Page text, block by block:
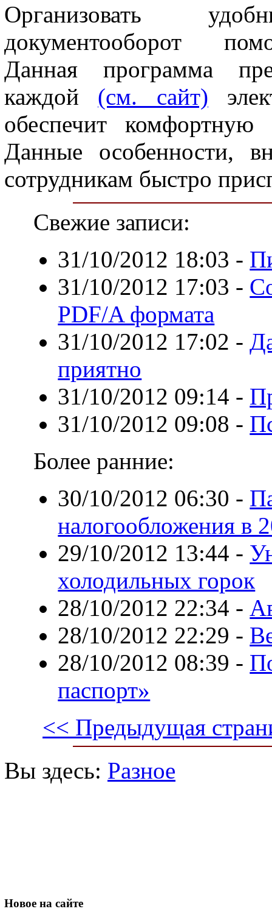
Организовать
документооборот
Данная программа
каждой (см. сайт)
обеспечит
Данные особенности,
сотрудникам быстро
Свежие записи:
31/10/2012 18:03 -
31/10/2012 17:03 -
PDF/A формата
31/10/2012 17:02 -
приятно
31/10/2012 09:14 -
31/10/2012 09:08 -
Более ранние:
30/10/2012 06:30 -
налогообложения в
29/10/2012 13:44 -
холодильных горок
28/10/2012 22:34 -
28/10/2012 22:29 -
28/10/2012 08:39 -
паспорт»
<< Предыдущая
Вы здесь: Разное
Новое на сайте